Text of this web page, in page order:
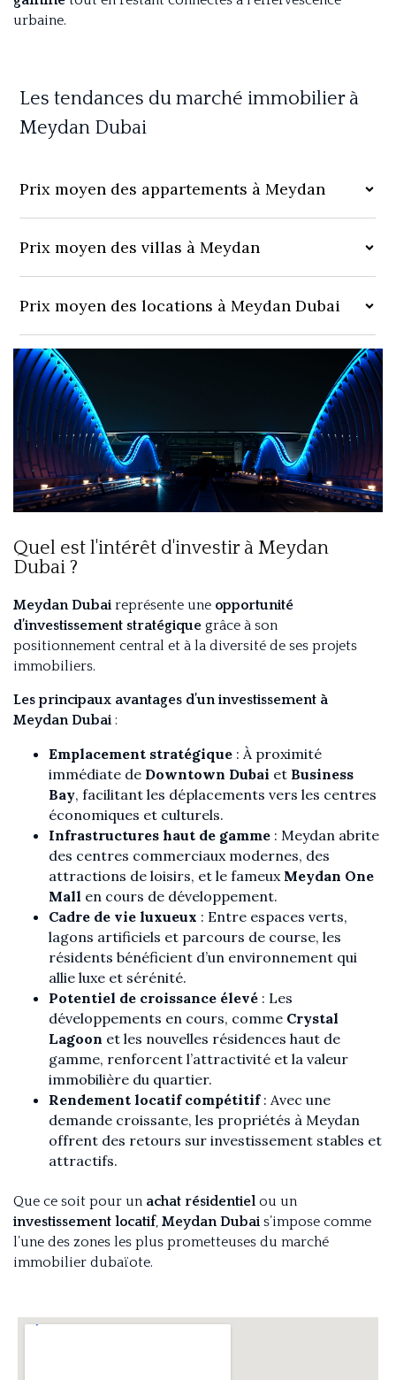
urbaine.
Les tendances du marché immobilier à
Meydan Dubai
Prix moyen des appartements à Meydan
Prix moyen des villas à Meydan
Prix moyen des locations à Meydan Dubai
Quel est l'intérêt d'investir à Meydan
Dubai ?
Meydan Dubaireprésente une opportunité
d’investissement stratégique grâce à son
positionnement central et à la diversité de ses projets
immobiliers.
Les principaux avantages d’un investissement à
Meydan Dubai:
Emplacement stratégique : À proximité
immédiate de Downtown Dubai et Business
Bay, facilitant les déplacements vers les centres
économiques et culturels.
Infrastructures haut de gamme : Meydan abrite
des centres commerciaux modernes, des
attractions de loisirs, et le fameux Meydan One
Mall en cours de développement.
Cadre de vie luxueux : Entre espaces verts,
lagons artificiels et parcours de course, les
résidents bénéficient d’un environnement qui
allie luxe et sérénité.
Potentiel de croissance élevé : Les
développements en cours, comme Crystal
Lagoon et les nouvelles résidences haut de
gamme, renforcent l’attractivité et la valeur
immobilière du quartier.
Rendement locatif compétitif: Avec une
demande croissante, les propriétés à Meydan
offrent des retours sur investissement stables et
attractifs.
Que ce soit pour un achat résidentiel ou un
investissement locatif, Meydan Dubais’impose comme
l’une des zones les plus prometteuses du marché
immobilier dubaïote.
Prénom
Téléphone
E-mail